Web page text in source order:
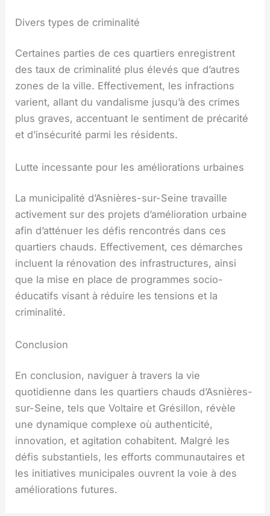
Divers types de criminalité
Certaines parties de ces quartiers enregistrent
des taux de criminalité plus élevés que d’autres
zones de la ville. Effectivement, les infractions
varient, allant du vandalisme jusqu’à des crimes
plus graves, accentuant le sentiment de précarité
et d’insécurité parmi les résidents.
Lutte incessante pour les améliorations urbaines
La municipalité d’Asnières-sur-Seine travaille
activement sur des projets d’amélioration urbaine
afin d’atténuer les défis rencontrés dans ces
quartiers chauds. Effectivement, ces démarches
incluent la rénovation des infrastructures, ainsi
que la mise en place de programmes socio-
éducatifs visant à réduire les tensions et la
criminalité.
Conclusion
En conclusion, naviguer à travers la vie
quotidienne dans les quartiers chauds d’Asnières-
sur-Seine, tels que Voltaire et Grésillon, révèle
une dynamique complexe où authenticité,
innovation, et agitation cohabitent. Malgré les
défis substantiels, les efforts communautaires et
les initiatives municipales ouvrent la voie à des
améliorations futures.